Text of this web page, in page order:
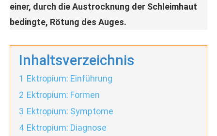
einer, durch die Austrocknung der Schleimhaut
bedingte, Rötung des Auges.
Inhaltsverzeichnis
1 Ektropium: Einführung
2 Ektropium: Formen
3 Ektropium: Symptome
4 Ektropium: Diagnose